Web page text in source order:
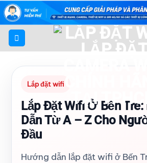
Bỏ
qua
nội
dung
Lắp đặt wifi
Lắp Đặt Wifi Ở Bến
Dẫn Từ A – Z Cho
Đầu
Hướng dẫn lắp đặt wifi ở Bến